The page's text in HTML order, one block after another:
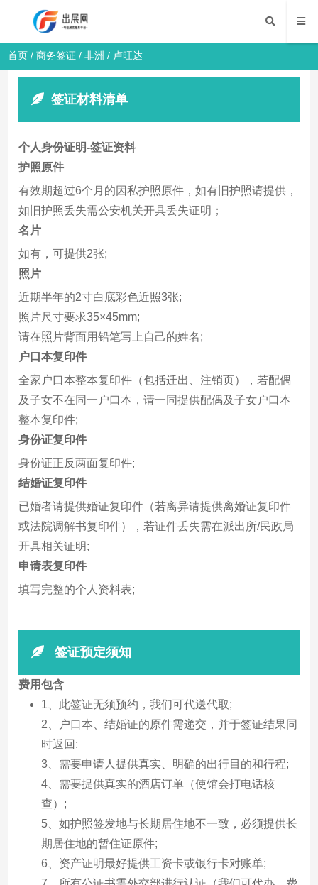
首页 /商务签证 /非洲 / 卢旺达
签证材料清单
个人身份证明-签证资料
护照原件
有效期超过6个月的因私护照原件，如有旧护照请提供，
如旧护照丢失需公安机关开具丢失证明；
名片
如有，可提供2张;
照片
近期半年的2寸白底彩色近照3张;
照片尺寸要求35×45mm;
请在照片背面用铅笔写上自己的姓名;
户口本复印件
全家户口本整本复印件（包括迁出、注销页），若配偶
及子女不在同一户口本，请一同提供配偶及子女户口本
整本复印件;
身份证复印件
身份证正反两面复印件;
结婚证复印件
已婚者请提供婚证复印件（若离异请提供离婚证复印件
或法院调解书复印件），若证件丢失需在派出所/民政局
开具相关证明;
申请表复印件
填写完整的个人资料表;
签证预定须知
费用包含
1、此签证无须预约，我们可代送代取;
2、户口本、结婚证的原件需递交，并于签证结果同
时返回;
3、需要申请人提供真实、明确的出行目的和行程;
4、需要提供真实的酒店订单（使馆会打电话核
查）;
5、如护照签发地与长期居住地不一致，必须提供长
期居住地的暂住证原件;
6、资产证明最好提供工资卡或银行卡对账单;